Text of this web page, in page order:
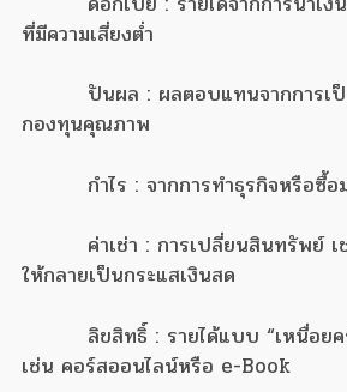
ที่มีความเสี่ยงต่ำ
ปันผล : ผลตอบแทนจากการเ
กองทุนคุณภาพ
กำไร : จากการทำธุรกิจหรือซื้อ
ค่าเช่า : การเปลี่ยนสินทรัพย์
ให้กลายเป็นกระแสเงินสด
ลิขสิทธิ์ : รายได้แบบ “เหนื่อยค
เช่น คอร์สออนไลน์หรือ e-Book